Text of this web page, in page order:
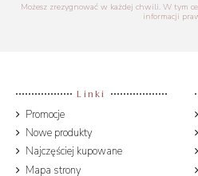
Możesz zrezygnować w każdej chwili. W tym
informacji
Linki
Promocje
Nowe produkty
Najczęściej kupowane
Mapa strony